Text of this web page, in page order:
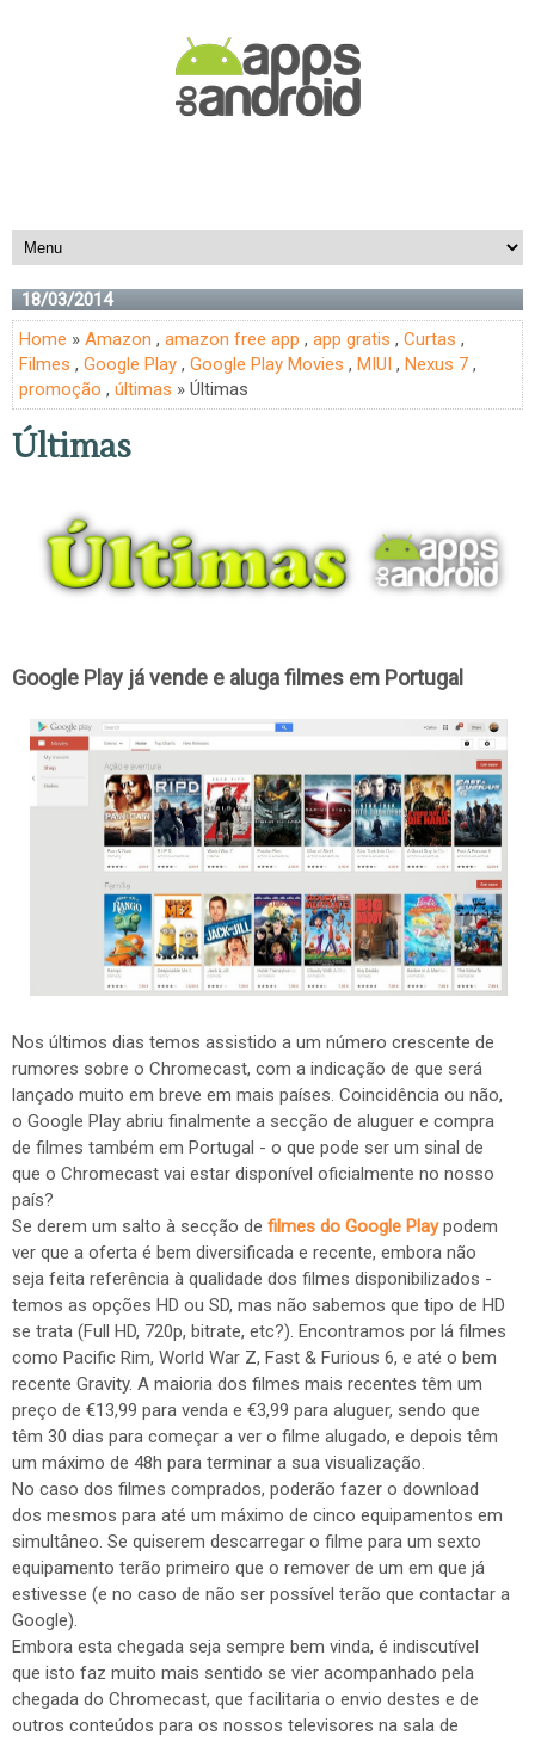
18/03/2014
Home » Amazon , amazon free app , app gratis , Curtas ,
Filmes , Google Play , Google Play Movies , MIUI , Nexus 7 ,
promoção , últimas » Últimas
Últimas
Google Play já vende e aluga filmes em Portugal
Nos últimos dias temos assistido a um número crescente de
rumores sobre o Chromecast, com a indicação de que será
lançado muito em breve em mais países. Coincidência ou não,
o Google Play abriu finalmente a secção de aluguer e compra
de filmes também em Portugal - o que pode ser um sinal de
que o Chromecast vai estar disponível oficialmente no nosso
país?
Se derem um salto à secção de filmes do Google Playpodem
ver que a oferta é bem diversificada e recente, embora não
seja feita referência à qualidade dos filmes disponibilizados -
temos as opções HD ou SD, mas não sabemos que tipo de HD
se trata (Full HD, 720p, bitrate, etc?). Encontramos por lá filmes
como Pacific Rim, World War Z, Fast & Furious 6, e até o bem
recente Gravity. A maioria dos filmes mais recentes têm um
preço de €13,99 para venda e €3,99 para aluguer, sendo que
têm 30 dias para começar a ver o filme alugado, e depois têm
um máximo de 48h para terminar a sua visualização.
No caso dos filmes comprados, poderão fazer o download
dos mesmos para até um máximo de cinco equipamentos em
simultâneo. Se quiserem descarregar o filme para um sexto
equipamento terão primeiro que o remover de um em que já
estivesse (e no caso de não ser possível terão que contactar a
Google).
Embora esta chegada seja sempre bem vinda, é indiscutível
que isto faz muito mais sentido se vier acompanhado pela
chegada do Chromecast, que facilitaria o envio destes e de
outros conteúdos para os nossos televisores na sala de